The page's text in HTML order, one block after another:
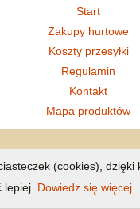
(cookies), dzięki
lepiej. Dowiedz się więcej
Start
Zakupy hurtowe
Koszty przesyłki
Regulamin
Kontakt
Mapa produktów